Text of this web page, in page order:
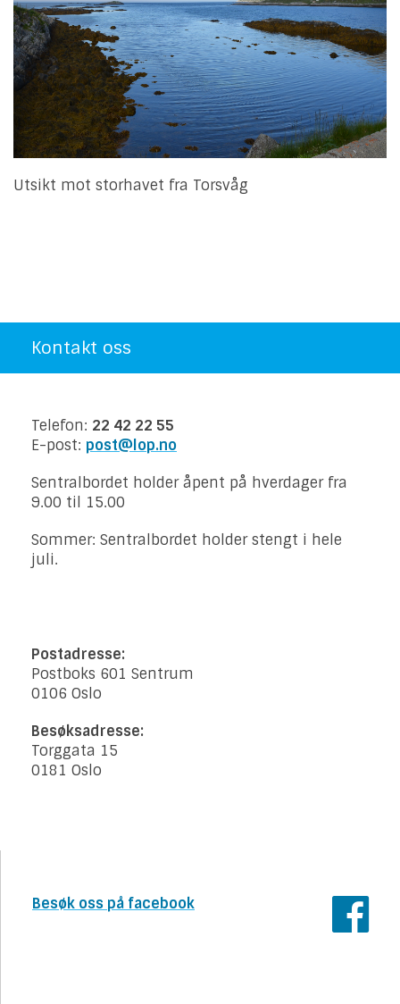
Utsikt mot storhavet fra Torsvåg
Kontakt oss
Telefon: 22 42 22 55
E-post: post@lop.no
Sentralbordet holder åpent på hverdager fra
9.00 til 15.00
Sommer: Sentralbordet holder stengt i hele
juli.
Postadresse:
Postboks 601 Sentrum
0106 Oslo
Besøksadresse:
Torggata 15
0181 Oslo
Besøk oss på facebook